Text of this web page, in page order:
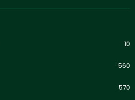
10
560
570